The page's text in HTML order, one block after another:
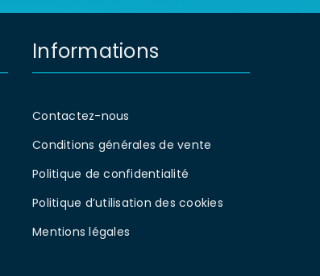
Informations
Contactez-nous
Conditions générales de vente
Politique de confidentialité
Politique d’utilisation des cookies
Mentions légales